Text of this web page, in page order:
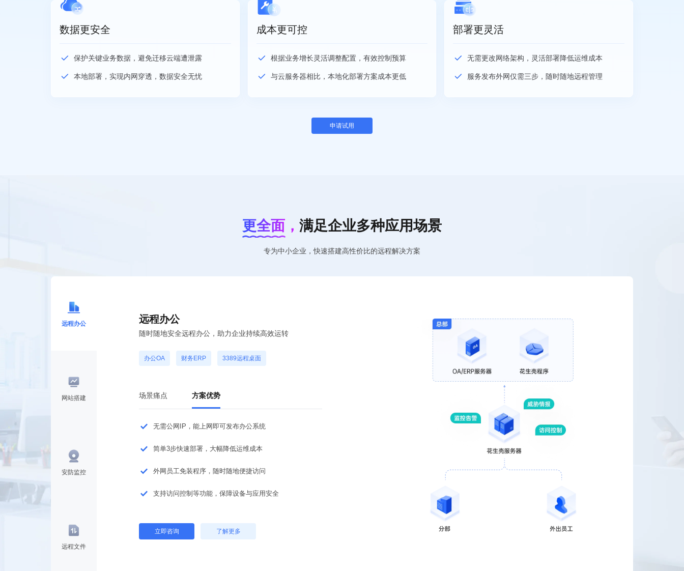
数据更安全
保护关键业务数据，避免迁移云端遭泄露
本地部署，实现内网穿透，数据安全无忧
成本更可控
根据业务增长灵活调整配置，有效控制预算
与云服务器相比，本地化部署方案成本更低
部署更灵活
无需更改网络架构，灵活部署降低运维成本
服务发布外网仅需三步，随时随地远程管理
申请试用
更全面， 满足企业多种应用场景
专为中小企业，快速搭建高性价比的远程解决方案
远程办公
网站搭建
安防监控
远程文件
远程办公
随时随地安全远程办公，助力企业持续高效运转
办公OA 财务ERP 3389远程桌面
场景痛点 方案优势
公网IPv4地址枯竭，固定专线价格昂贵
企业网络架构已完善，改造部署十分困难
分公司、出差员工无法访问内部业务系统
经第三方平台发布应用，数据安全无保障
立即咨询 了解更多